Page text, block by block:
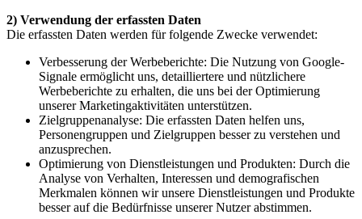
2) Verwendung der erfassten Daten
Die erfassten Daten werden für folgende Zwecke verwendet:
Verbesserung der Werbeberichte: Die Nutzung von Google-
Signale ermöglicht uns, detailliertere und nützlichere
Werbeberichte zu erhalten, die uns bei der Optimierung
unserer Marketingaktivitäten unterstützen.
Zielgruppenanalyse: Die erfassten Daten helfen uns,
Personengruppen und Zielgruppen besser zu verstehen und
anzusprechen.
Optimierung von Dienstleistungen und Produkten: Durch die
Analyse von Verhalten, Interessen und demografischen
Merkmalen können wir unsere Dienstleistungen und Produkte
besser auf die Bedürfnisse unserer Nutzer abstimmen.